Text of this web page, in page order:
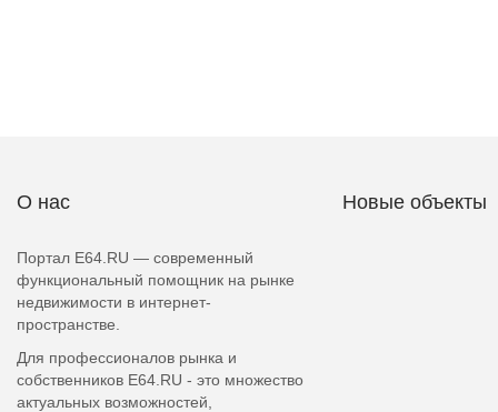
О нас
Портал E64.RU — современный
функциональный помощник на рынке
недвижимости в интернет-
пространстве.
Для профессионалов рынка и
собственников E64.RU - это множество
актуальных возможностей,
Новые объекты